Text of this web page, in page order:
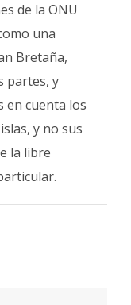
de la ONU
una
Bretaña,
partes, y
en cuenta los
y no sus
la libre